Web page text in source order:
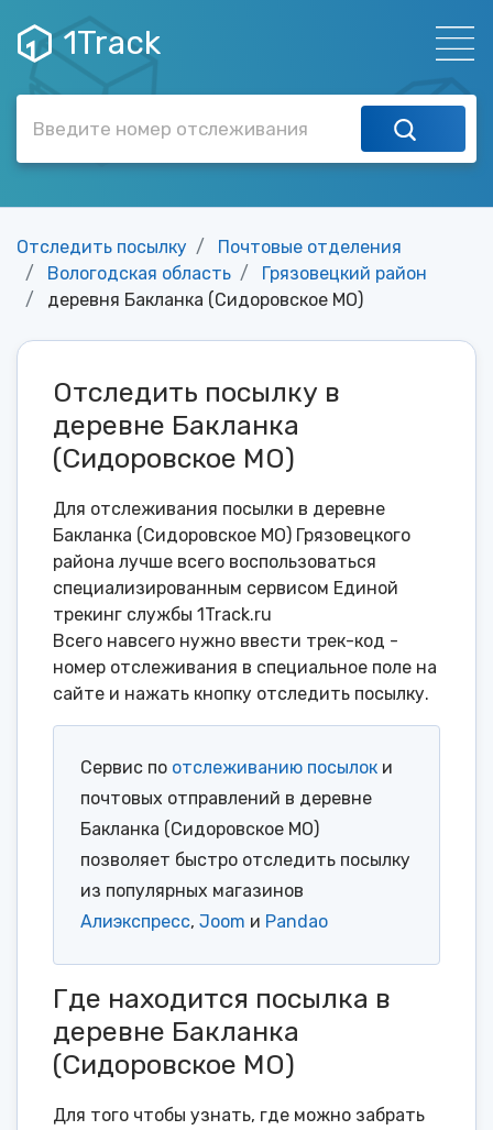
1Track
Отследить посылку
Почтовые отделения
Вологодская область
Грязовецкий район
деревня Бакланка (Сидоровское МО)
Отследить посылку в
деревне Бакланка
(Сидоровское МО)
Для отслеживания посылки в деревне
Бакланка (Сидоровское МО) Грязовецкого
района лучше всего воспользоваться
специализированным сервисом Единой
трекинг службы 1Track.ru
Всего навсего нужно ввести трек-код -
номер отслеживания в специальное поле на
сайте и нажать кнопку отследить посылку.
Сервис по отслеживанию посылок и
почтовых отправлений в деревне
Бакланка (Сидоровское МО)
позволяет быстро отследить посылку
из популярных магазинов
Алиэкспресс, Joom и Pandao
Где находится посылка в
деревне Бакланка
(Сидоровское МО)
Для того чтобы узнать, где можно забрать